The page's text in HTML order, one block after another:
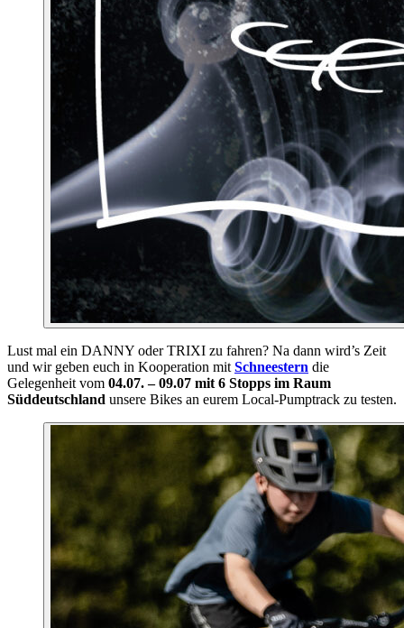
Lust mal ein DANNY oder TRIXI zu fahren? Na dann wird’s Zeit
und wir geben euch in Kooperation mit Schneestern die
Gelegenheit vom 04.07. – 09.07 mit 6 Stopps im Raum
Süddeutschland unsere Bikes an eurem Local-Pumptrack zu testen.